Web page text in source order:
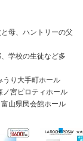
母、ハントリーの父
学校の生徒など多
うり大手町ホール
宮ピロティホール
山県民会館ホール